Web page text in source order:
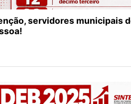
servidores municipais